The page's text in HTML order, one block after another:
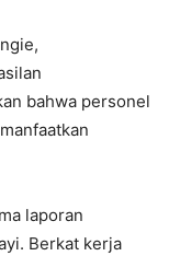
bahwa personel
laporan
Berkat kerja